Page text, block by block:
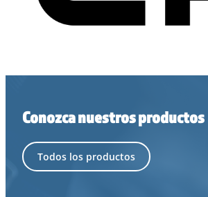
Conozca nuestros productos
Todos los productos